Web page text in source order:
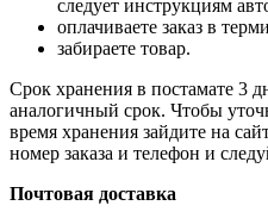
следует инструкциям
оплачиваете заказ в
забираете товар.
Срок хранения в постамате 3
аналогичный срок. Чтобы
время хранения зайдите на
номер заказа и телефон и
Почтовая доставка